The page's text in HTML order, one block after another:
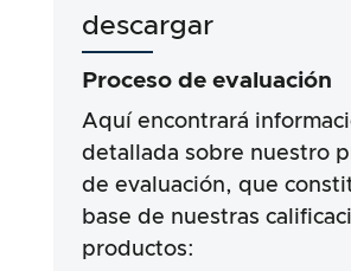
alguna por la exactitud o
señalar que nuestras pruebas
requisitos legales, efectos
ingredientes específicos de
y la información facilitada por
pero el uso de la información
por su cuenta y riesgo.
están dirigidos a garantizar
de pruebas serio y exhaustivo,
descargar
Proceso de evaluación
Aquí encontrará
detallada sobre nuestro
de evaluación, que
base de nuestras
productos: